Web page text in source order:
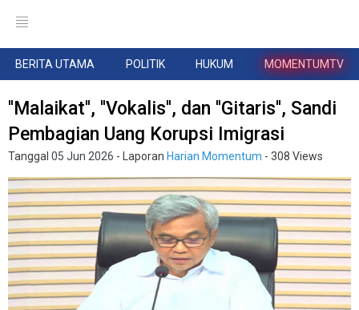
BERITA UTAMA POLITIK HUKUM MOMENTUMTV
''Malaikat'', ''Vokalis'', dan ''Gitaris'', Sandi
Pembagian Uang Korupsi Imigrasi
Tanggal 05 Jun 2026 - Laporan Harian Momentum - 308 Views